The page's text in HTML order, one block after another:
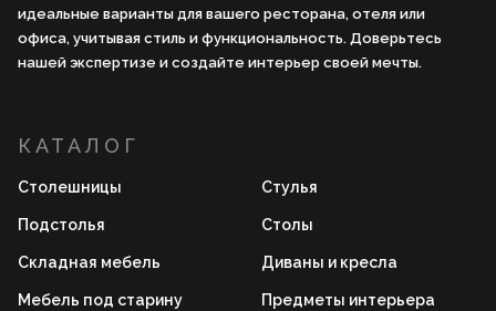
идеальные варианты для вашего ресторана, отеля или
офиса, учитывая стиль и функциональность. Доверьтесь
нашей экспертизе и создайте интерьер своей мечты.
КАТАЛОГ
Столешницы Стулья
Подстолья Столы
Складная мебель Диваны и кресла
Мебель под старину Предметы интерьера